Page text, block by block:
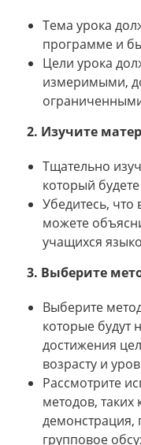
Тема урока
программе и
Цели урока
измеримыми,
2. Изучите
Тщательно
который
Убедитесь,
можете
учащихся
3. Выберите
Выберите
которые будут
достижения
возрасту и
Рассмотрите
методов, таких
демонстрация,
групповое